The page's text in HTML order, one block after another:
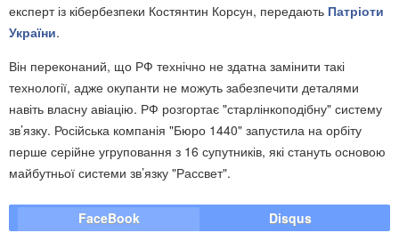
експерт із кібербезпеки Костянтин Корсун, передають Патріоти
України.
Він переконаний, що РФ технічно не здатна замінити такі
технології, адже окупанти не можуть забезпечити деталями
навіть власну авіацію. РФ розгортає "старлінкоподібну" систему
зв’язку. Російська компанія "Бюро 1440" запустила на орбіту
перше серійне угруповання з 16 супутників, які стануть основою
майбутньої системи зв’язку "Рассвет".
FaceBook Disqus